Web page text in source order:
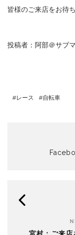
皆様のご来店をお待
投稿者：阿部＠サブ
レース 自転車